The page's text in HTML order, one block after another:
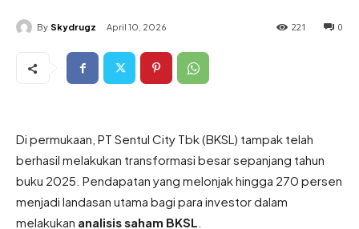
By Skydrugz April 10, 2026 0
221
Di permukaan, PT Sentul City Tbk (BKSL) tampak telah
berhasil melakukan transformasi besar sepanjang tahun
buku 2025. Pendapatan yang melonjak hingga 270 persen
menjadi landasan utama bagi para investor dalam
melakukan analisis saham BKSL